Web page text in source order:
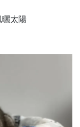
曬太陽